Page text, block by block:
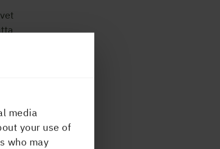
media
your use of
who may